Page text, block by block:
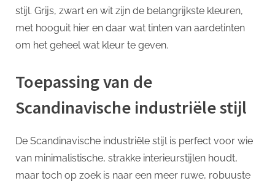
stijl. Grijs, zwart en wit zijn de belangrijkste kleuren,
met hooguit hier en daar wat tinten van aardetinten
om het geheel wat kleur te geven.
Toepassing van de
Scandinavische industriële stijl
De Scandinavische industriële stijl is perfect voor wie
van minimalistische, strakke interieurstijlen houdt,
maar toch op zoek is naar een meer ruwe, robuuste